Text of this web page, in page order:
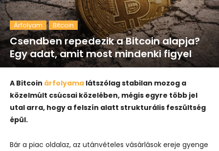
Árfolyam Bitcoin
Csendben repedezik a Bitcoin alapja?
Egy adat, amit most mindenki figyel
A Bitcoin árfolyama látszólag stabilan mozog a
közelmúlt csúcsai közelében, mégis egyre több jel
utal arra, hogy a felszín alatt strukturális feszültség
épül.
Bár a piac oldalaz, az utánvételes vásárlások ereje gyenge